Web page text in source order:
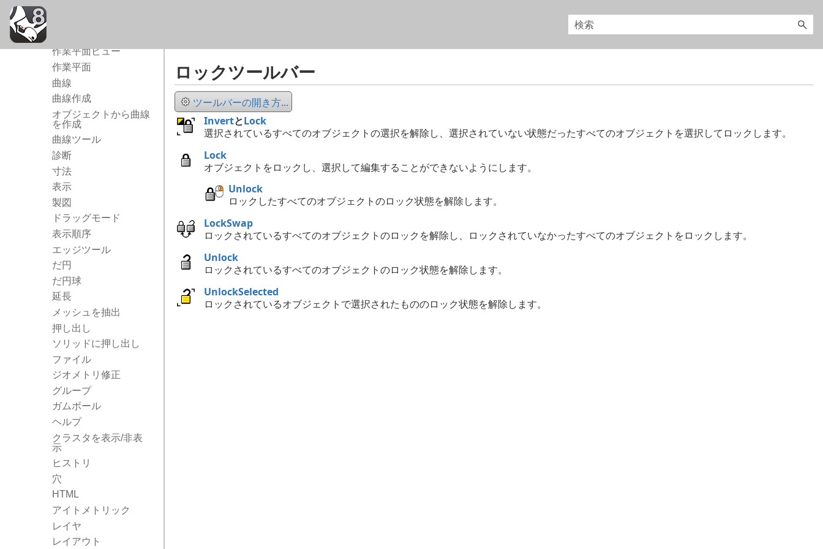
作業平面ビュー
作業平面
曲線
曲線作成
オブジェクトから曲線
を作成
曲線ツール
診断
寸法
表示
製図
ドラッグモード
表示順序
エッジツール
だ円
だ円球
延長
メッシュを抽出
押し出し
ソリッドに押し出し
ファイル
ジオメトリ修正
グループ
ガムボール
ヘルプ
クラスタを表示/非表
示
ヒストリ
穴
HTML
アイトメトリック
レイヤ
レイアウト
ロックツールバー
ツールバーの開き方...
InvertとLock
選択されているすべてのオブジェクトの選択を解除し、選択されていない状態だったすべてのオブジェクトを選択してロックします。
Lock
オブジェクトをロックし、選択して編集することができないようにします。
Unlock
ロックしたすべてのオブジェクトのロック状態を解除します。
LockSwap
ロックされているすべてのオブジェクトのロックを解除し、ロックされていなかったすべてのオブジェクトをロックします。
Unlock
ロックされているすべてのオブジェクトのロック状態を解除します。
UnlockSelected
ロックされているオブジェクトで選択されたもののロック状態を解除します。